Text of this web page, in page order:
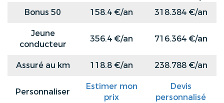
Bonus 50
158.4 €/an
318.384 €/an
Jeune
conducteur
356.4 €/an 716.364 €/an
Assuré au km 118.8 €/an 238.788 €/an
Personnaliser
Estimer mon
prix
Devis
personnalisé